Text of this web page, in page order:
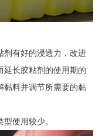
剂有好的浸透力，改进
延长胶粘剂的使用期的
黏料并调节所需要的黏
使用较少。